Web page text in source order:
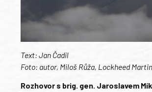
Text: Jan Čadil
Foto: autor, Miloš Růža, Lockheed Martin
Rozhovor s brig. gen. Jaroslavem